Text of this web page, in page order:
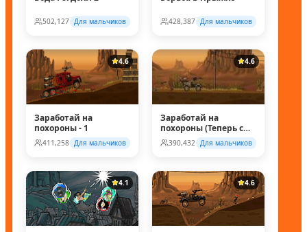
502,127 Для мальчиков 428,387 Для мальчиков
4.6
Заработай на
похороны - 1
411,258 Для мальчиков
4.6
Заработай на
похороны (Теперь с
супер колесом!)
390,432 Для мальчиков
4.1 4.6